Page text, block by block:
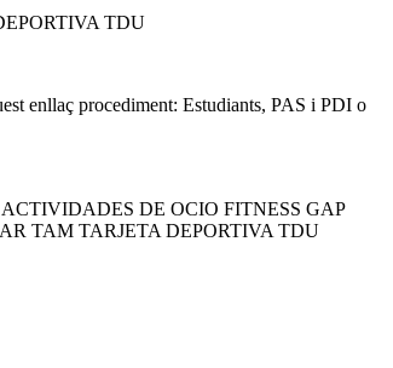
TDU
enllaç procediment: Estudiants, PAS i PDI o
DE OCIO FITNESS GAP
TAM TARJETA DEPORTIVA TDU